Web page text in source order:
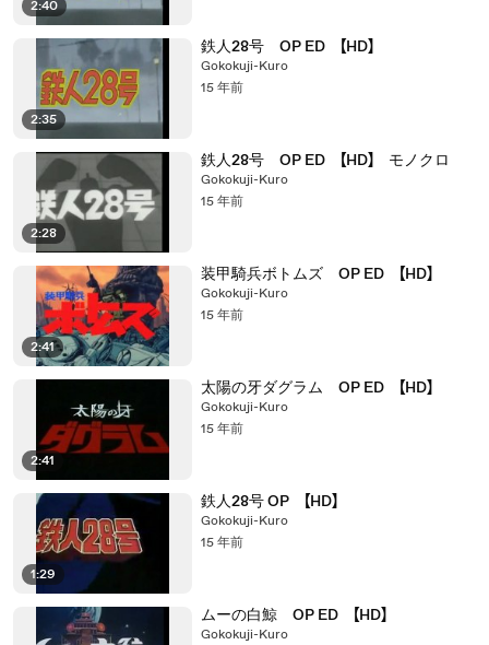
2:40
2:35
鉄人28号 OP ED 【HD】
Gokokuji-Kuro
15 年前
2:28
鉄人28号 OP ED 【HD】 モノクロ
Gokokuji-Kuro
15 年前
2:41
装甲騎兵ボトムズ OP ED 【HD】
Gokokuji-Kuro
15 年前
2:41
太陽の牙ダグラム OP ED 【HD】
Gokokuji-Kuro
15 年前
1:29
鉄人28号 OP 【HD】
Gokokuji-Kuro
15 年前
ムーの白鯨 OP ED 【HD】
Gokokuji-Kuro